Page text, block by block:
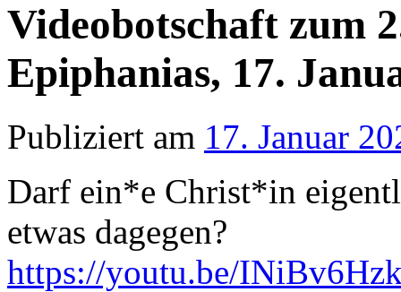
Videobotschaft zum
Epiphanias, 17.
Publiziert am 17. Januar
Darf ein*e Christ*in
etwas dagegen?
https://youtu.be/